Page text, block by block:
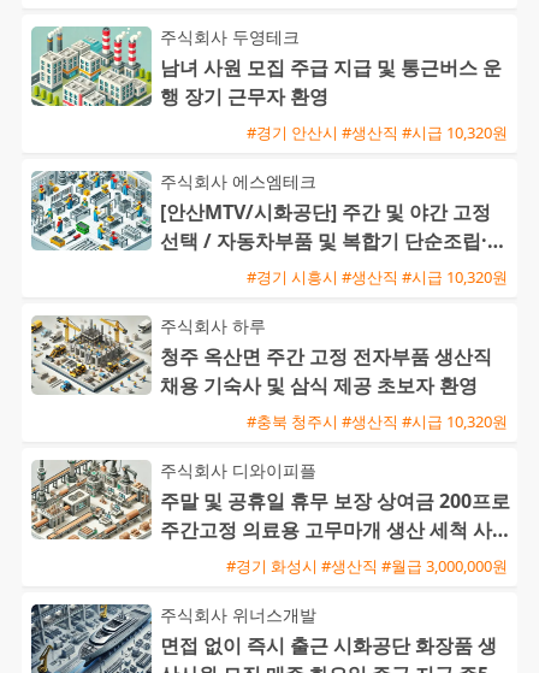
주식회사 두영테크
남녀 사원 모집 주급 지급 및 통근버스 운
행 장기 근무자 환영
#경기 안산시 #생산직 #시급 10,320원
주식회사 에스엠테크
[안산MTV/시화공단] 주간 및 야간 고정
선택 / 자동차부품 및 복합기 단순조립·검
사 / 주급 가능·통근버
#경기 시흥시 #생산직 #시급 10,320원
주식회사 하루
청주 옥산면 주간 고정 전자부품 생산직
채용 기숙사 및 삼식 제공 초보자 환영
#충북 청주시 #생산직 #시급 10,320원
주식회사 디와이피플
주말 및 공휴일 휴무 보장 상여금 200프로
주간고정 의료용 고무마개 생산 세척 사원
#경기 화성시 #생산직 #월급 3,000,000원
주식회사 위너스개발
면접 없이 즉시 출근 시화공단 화장품 생